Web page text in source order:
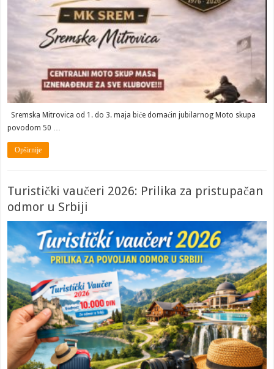
Sremska Mitrovica od 1. do 3. maja biće domaćin jubilarnog Moto skupa
povodom 50 …
Opširnije
Turistički vaučeri 2026: Prilika za pristupačan
odmor u Srbiji